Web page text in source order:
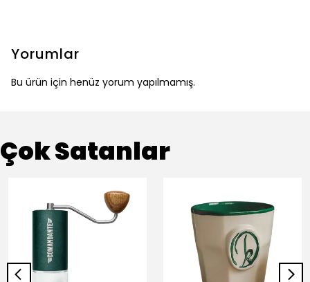
Yorumlar
Bu ürün için henüz yorum yapılmamış.
Çok Satanlar